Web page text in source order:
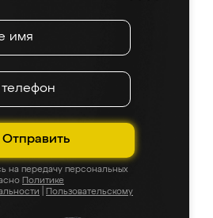
Отправить
на передачу персональных
Политике
Пользовательскому